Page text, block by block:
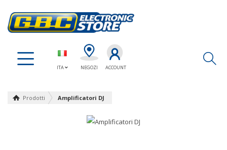
ITA NEGOZI ACCOUNT
Prodotti Amplificatori DJ